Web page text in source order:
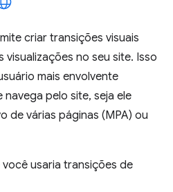
criar transições visuais
no seu site. Isso
mais envolvente
pelo site, seja ele
de várias páginas (MPA) ou
usaria transições de